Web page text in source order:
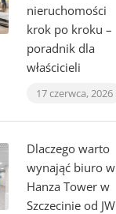
nieruchomości
krok po kroku –
poradnik dla
właścicieli
17 czerwca, 2026
Dlaczego warto
wynająć biuro w
Hanza Tower w
Szczecinie od JW